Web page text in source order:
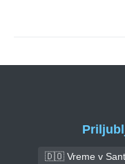
🇩🇴 Vreme v